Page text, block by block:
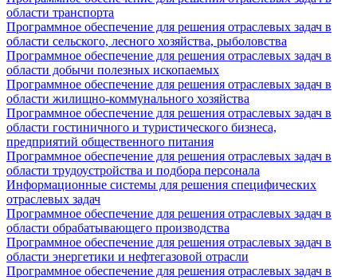
области транспорта
Программное обеспечение для решения отраслевых задач в
области сельского, лесного хозяйства, рыболовства
Программное обеспечение для решения отраслевых задач в
области добычи полезных ископаемых
Программное обеспечение для решения отраслевых задач в
области жилищно-коммунального хозяйства
Программное обеспечение для решения отраслевых задач в
области гостиничного и туристического бизнеса,
предприятий общественного питания
Программное обеспечение для решения отраслевых задач в
области трудоустройства и подбора персонала
Информационные системы для решения специфических
отраслевых задач
Программное обеспечение для решения отраслевых задач в
области обрабатывающего производства
Программное обеспечение для решения отраслевых задач в
области энергетики и нефтегазовой отрасли
Программное обеспечение для решения отраслевых задач в